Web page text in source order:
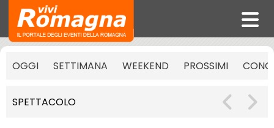
OGGI SETTIMANA WEEKEND PROSSIMI
SPETTACOLO